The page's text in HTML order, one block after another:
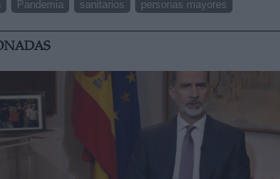
Pandemia sanitarios personas mayores